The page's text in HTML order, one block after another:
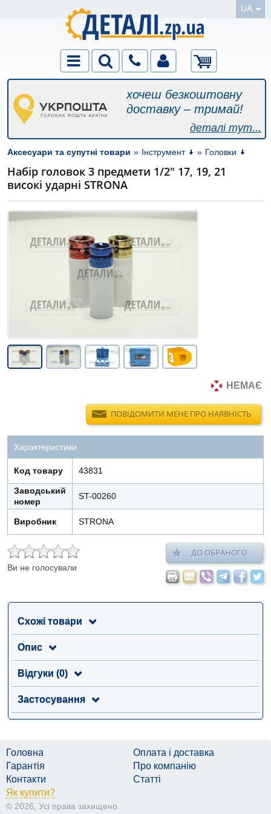
UA
хочеш безкоштовну
доставку – тримай!
деталі тут...
Аксесуари та супутні товари » Інструмент » Головки
Набір головок 3 предмети 1/2" 17, 19, 21
високі ударні STRONA
НЕМАЄ
ПОВІДОМИТИ МЕНЕ ПРО НАЯВНІСТЬ
Характеристики
Код товару 43831
Заводський
номер
ST-00260
Виробник STRONA
Ви не голосували
ДО ОБРАНОГО
Схожі товари
Опис
Відгуки (0)
Застосування
Головна
Оплата і доставка
Гарантія
Про компанію
Контакти
Статті
Як купити?
© 2026, Усі права захищено.